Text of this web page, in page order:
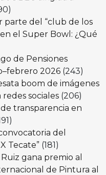
parte del “club de los
el Super Bowl: ¿Qué
de Pensiones
2026 (243)
boom de imágenes
sociales (206)
transparencia en
del
Tecate” (181)
gana premio al
de Pintura al